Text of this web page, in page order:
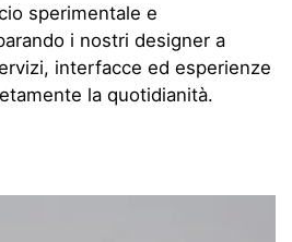
sperimentale e
i nostri designer a
interfacce ed esperienze
la quotidianità.